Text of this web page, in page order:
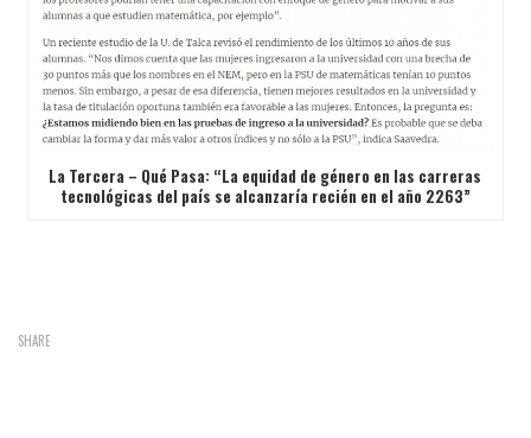
La Tercera – Qué Pasa: “La equidad de género en las carreras
tecnológicas del país se alcanzaría recién en el año 2263”
SHARE